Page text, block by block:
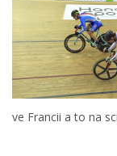
ve Francii a to na